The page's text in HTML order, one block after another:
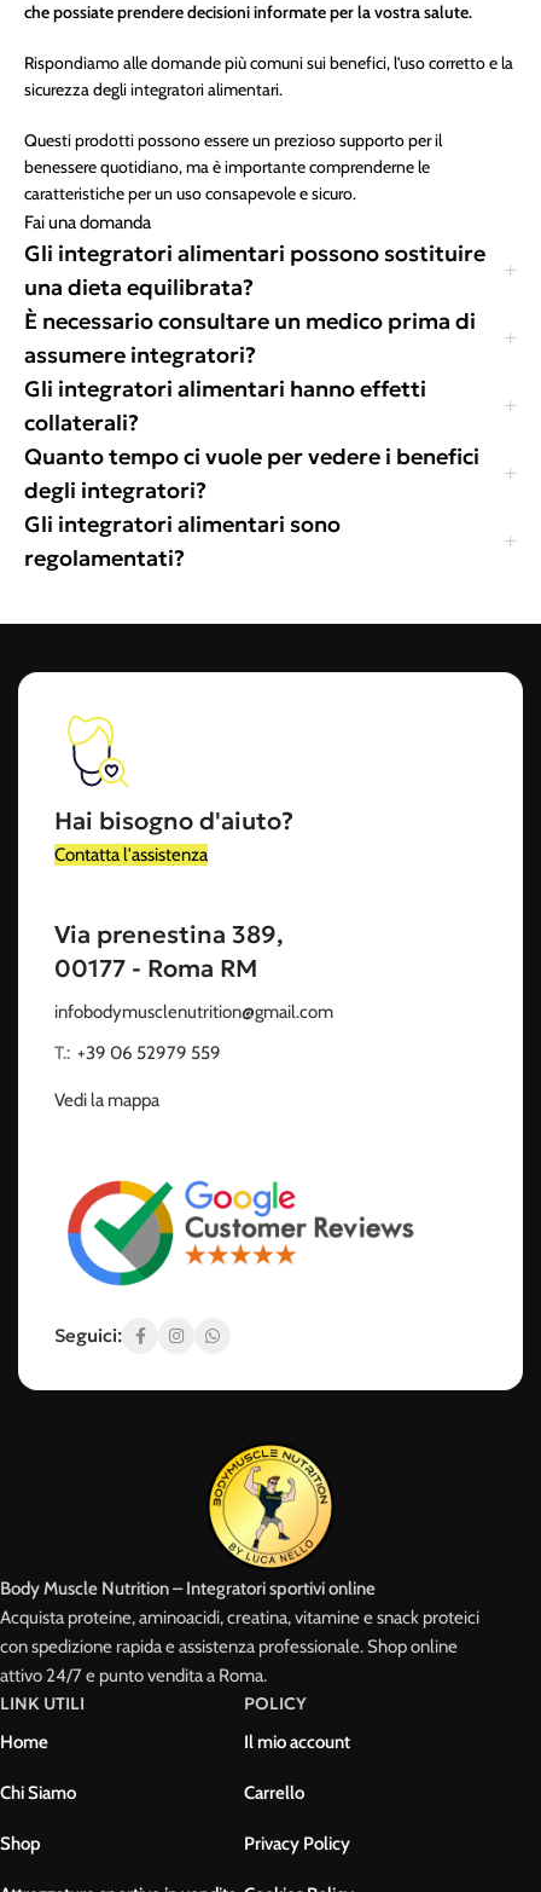
che possiate prendere decisioni informate per la vostra salute.
Rispondiamo alle domande più comuni sui benefici, l’uso corretto e la
sicurezza degli integratori alimentari.
Questi prodotti possono essere un prezioso supporto per il
benessere quotidiano, ma è importante comprenderne le
caratteristiche per un uso consapevole e sicuro.
Fai una domanda
Gli integratori alimentari possono sostituire
una dieta equilibrata?
È necessario consultare un medico prima di
assumere integratori?
Gli integratori alimentari hanno effetti
collaterali?
Quanto tempo ci vuole per vedere i benefici
degli integratori?
Gli integratori alimentari sono
regolamentati?
Hai bisogno d'aiuto?
Contatta l'assistenza
Via prenestina 389,
00177 - Roma RM
infobodymusclenutrition@gmail.com
T.: +39 06 52979 559
Vedi la mappa
Seguici:
Body Muscle Nutrition – Integratori sportivi online
Acquista proteine, aminoacidi, creatina, vitamine e snack proteici
con spedizione rapida e assistenza professionale. Shop online
attivo 24/7 e punto vendita a Roma.
LINK UTILI
Home
Chi Siamo
Shop
POLICY
Il mio account
Carrello
Privacy Policy